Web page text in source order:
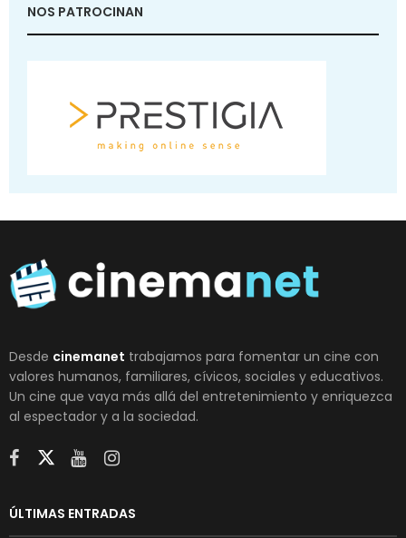
NOS PATROCINAN
Desde cinemanet trabajamos para fomentar un cine con
valores humanos, familiares, cívicos, sociales y educativos.
Un cine que vaya más allá del entretenimiento y enriquezca
al espectador y a la sociedad.
ÚLTIMAS ENTRADAS